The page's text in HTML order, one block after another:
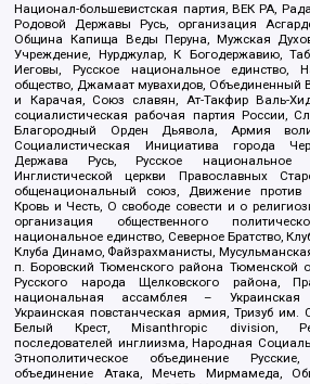
Национал-большевистская партия, ВЕК РА,
Родовой Державы Русь, организация
Община Капища Веды Перуна, Мужская
Учреждение, Нурджулар, К Богодержавию,
Иеговы, Русское национальное единство,
общество, Джамаат мувахидов, Объединенный
и Карачая, Союз славян, Ат-Такфир Валь-
социалистическая рабочая партия России,
Благородный Орден Дьявола, Армия
Социалистическая Инициатива города
Держава Русь, Русское национальное
Инглистической церкви Православных
общенациональный союз, Движение против
Кровь и Честь, О свободе совести и о
организация общественного
национальное единство, Северное Братство,
Клуба Динамо, Файзрахманисты,
п. Боровский Тюменского района Тюменской
Русского народа Щелковского района,
национальная ассамблея – Украинская
Украинская повстанческая армия, Тризуб им.
Белый Крест, Misanthropic division,
последователей инглиизма, Народная
Этнополитическое объединение
объединение Атака, Мечеть Мирмамеда,